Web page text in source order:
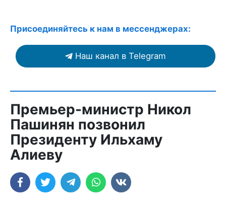
Присоединяйтесь к нам в мессенджерах:
Наш канал в Telegram
Премьер-министр Никол
Пашинян позвонил
Президенту Ильхаму
Алиеву